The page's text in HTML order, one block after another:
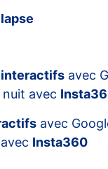
interactifs avec
avec
avec
Insta360